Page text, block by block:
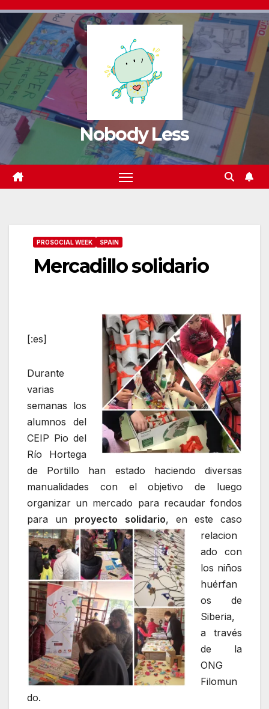
Nobody Less
PROSOCIAL WEEK SPAIN
Mercadillo solidario
[:es]
Durante
varias
semanas los
alumnos del
CEIP Pio del
Río Hortega
de Portillo han estado haciendo diversas
manualidades con el objetivo de luego
organizar un mercado para recaudar fondos
para un proyecto solidario, en este caso
relacion
ado con
los niños
huérfan
os de
Siberia,
a través
de la
ONG
Filomun
do.